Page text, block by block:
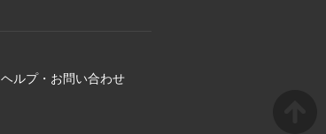
ヘルプ・お問い合わせ